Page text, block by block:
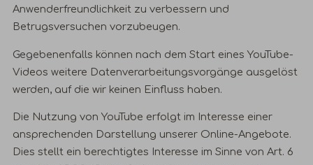
Anwenderfreundlichkeit zu verbessern und
Betrugsversuchen vorzubeugen.
Gegebenenfalls können nach dem Start eines YouTube-
Videos weitere Datenverarbeitungsvorgänge ausgelöst
werden, auf die wir keinen Einfluss haben.
Die Nutzung von YouTube erfolgt im Interesse einer
ansprechenden Darstellung unserer Online-Angebote.
Dies stellt ein berechtigtes Interesse im Sinne von Art. 6